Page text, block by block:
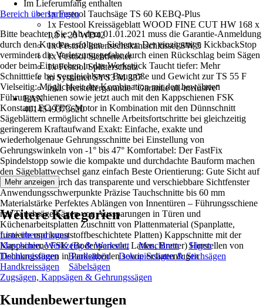
Im Lieferumfang enthalten
1x Festool Tauchsäge TS 60 KEBQ-Plus
1x Festool Kreissägeblatt WOOD FINE CUT HW 168 x
1,8 x 20 WD42
1x Festool Innensechskantschlüssel SW 5
1x Festool Sichtfenster
1x Festool Splitterschutz
in Systainer SYS3 M 337
inkl. Herstellergarantie "Garantie all-inclusive"
EAN
4014549373620
Bereich überspringen
Bitte beachten Sie: Ab dem 01.01.2021 muss die Garantie-Anmeldung
durch den Kunden erfolgen. Sicherer: Der einzigartige KickbackStop
vermindert die Verletzungsgefahr durch einen Rückschlag beim Sägen
oder beim Eintauchen in das Werkstück Taucht tiefer: Mehr
Schnitttiefe bei vergleichbarer Baugröße und Gewicht zur TS 55 F
Vielseitig: Möglichkeit der Kombination mit den bewährten
Führungsschienen sowie jetzt auch mit den Kappschienen FSK
Konstant: EC-TEC-Motor in Kombination mit den Dünnschnitt
Sägeblättern ermöglicht schnelle Arbeitsfortschritte bei gleichzeitig
geringerem Kraftaufwand Exakt: Einfache, exakte und
wiederholgenaue Gehrungsschnitte bei Einstellung von
Gehrungswinkeln von -1° bis 47° Komfortabel: Der FastFix
Spindelstopp sowie die kompakte und durchdachte Bauform machen
den Sägeblattwechsel ganz einfach Beste Orientierung: Gute Sicht auf
das Sägeblatt durch das transparente und verschiebbare Sichtfenster
Anwendungsschwerpunkte Präzise Tauchschnitte bis 60 mm
Materialstärke Perfektes Ablängen von Innentüren – Führungsschiene
mit Tauchsäge Sägen von Aussparungen in Türen und
Küchenarbeitsplatten Zuschnitt von Plattenmaterial (Spanplatte,
furnierte und kunststoffbeschichtete Platten) Kappschnitte mit der
Kappschiene FSK (Bodenpaneele, Latten, Bretter) Herstellen von
Dehnungsfugen in Parkettböden sowie Schattenfugen
Mehr anzeigen
Weitere Kategorien
Liste überspringen
Maschinen, Werkzeug & Werkstatt
Maschinen
Sägen
Tischkreissägen
Bandsägen
Dekupiersägen & Stichsägen
Handkreissägen
Säbelsägen
Zugsägen, Kappsägen & Gehrungssägen
Kundenbewertungen